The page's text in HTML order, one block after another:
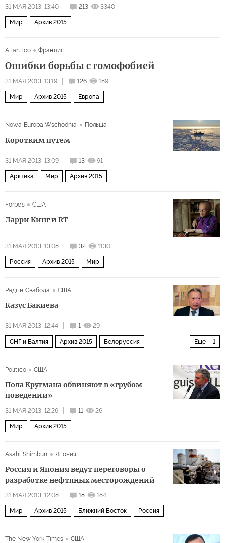
31 МАЯ 2013, 13:40 213 3340
Мир Архив 2015
Atlantico Франция
Ошибки борьбы с гомофобией
31 МАЯ 2013, 13:19 126 189
Мир Архив 2015 Европа
Nowa Europa Wschodnia Польша
Коротким путем
31 МАЯ 2013, 13:09 13 91
Арктика Мир Архив 2015
Forbes США
Ларри Кинг и RT
31 МАЯ 2013, 13:08 32 1130
Россия Архив 2015 Мир
Радыё Свабода США
Казус Бакиева
31 МАЯ 2013, 12:44 1 29
Еще 1
СНГ и Балтия Архив 2015 Белоруссия
Politico
США
Пола Кругмана обвиняют в «грубом
поведении»
31 МАЯ 2013, 12:26 11 26
Мир Архив 2015
Asahi Shimbun Япония
Россия и Япония ведут переговоры о
разработке нефтяных месторождений
31 МАЯ 2013, 12:08 18 184
Мир Архив 2015 Ближний Восток Россия
The New York Times США